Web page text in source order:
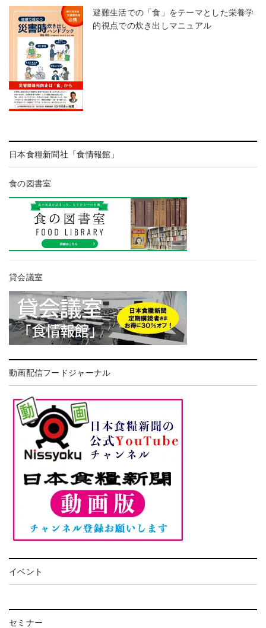
避難生活での「食」をテーマとした栄養学
的視点での炊き出しマニュアル
日本食糧新聞社「食情報館」
食の図書室
貸会議室
動画配信フードジャーナル
イベント
セミナー